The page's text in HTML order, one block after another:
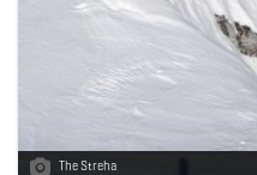
The Streha